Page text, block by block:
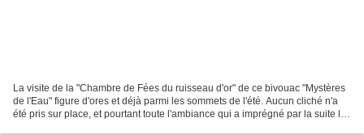
La visite de la "Chambre de Fées du ruisseau d'or" de ce bivouac "Mystères
de l'Eau" figure d'ores et déjà parmi les sommets de l'été. Aucun cliché n'a
été pris sur place, et pourtant toute l'ambiance qui a imprégné par la suite le